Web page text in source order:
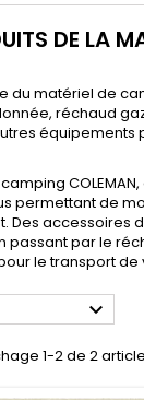
DE LA
du matériel de
réchaud
équipements
permettant de
Des accessoires
passant par le
le transport de

1-2 de 2